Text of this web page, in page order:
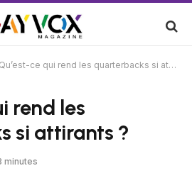
Qu’est-ce qui rend les quarterbacks si attirants ?
rend les
si attirants ?
minutes